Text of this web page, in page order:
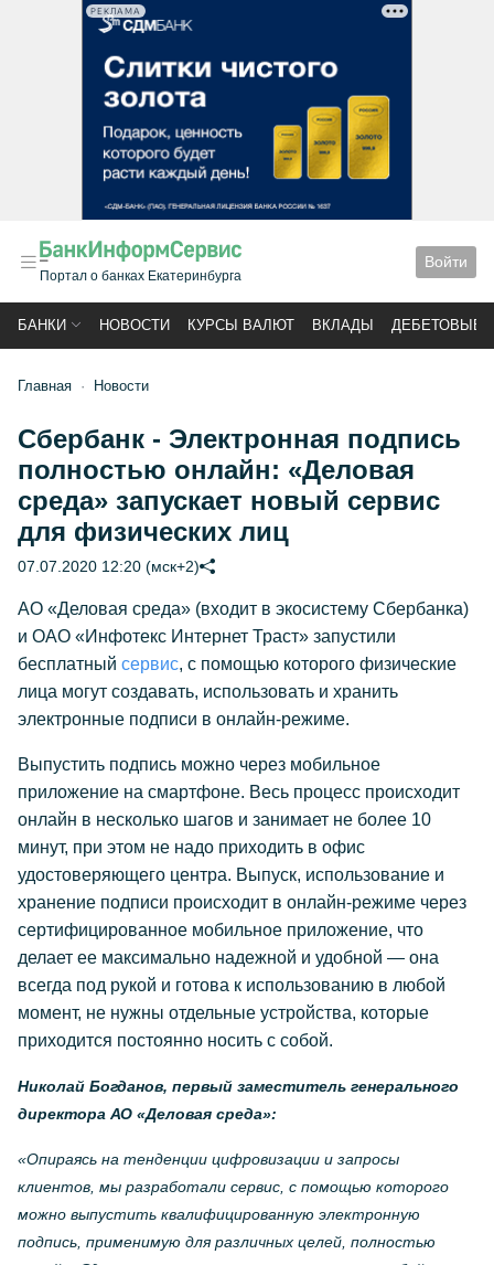
РЕКЛАМА
Портал о банках Екатеринбурга
Войти
БАНКИ НОВОСТИ КУРСЫ ВАЛЮТ ВКЛАДЫ ДЕБЕТОВЫЕ
Главная Новости
Сбербанк - Электронная подпись
полностью онлайн: «Деловая
среда» запускает новый сервис
для физических лиц
07.07.2020 12:20 (мск+2)
АО «Деловая среда» (входит в экосистему Сбербанка)
и ОАО «Инфотекс Интернет Траст» запустили
бесплатный сервис, с помощью которого физические
лица могут создавать, использовать и хранить
электронные подписи в онлайн-режиме.
Выпустить подпись можно через мобильное
приложение на смартфоне. Весь процесс происходит
онлайн в несколько шагов и занимает не более 10
минут, при этом не надо приходить в офис
удостоверяющего центра. Выпуск, использование и
хранение подписи происходит в онлайн-режиме через
сертифицированное мобильное приложение, что
делает ее максимально надежной и удобной — она
всегда под рукой и готова к использованию в любой
момент, не нужны отдельные устройства, которые
приходится постоянно носить с собой.
Николай Богданов, первый заместитель генерального
директора АО «Деловая среда»:
«Опираясь на тенденции цифровизации и запросы
клиентов, мы разработали сервис, с помощью которого
можно выпустить квалифицированную электронную
подпись, применимую для различных целей, полностью